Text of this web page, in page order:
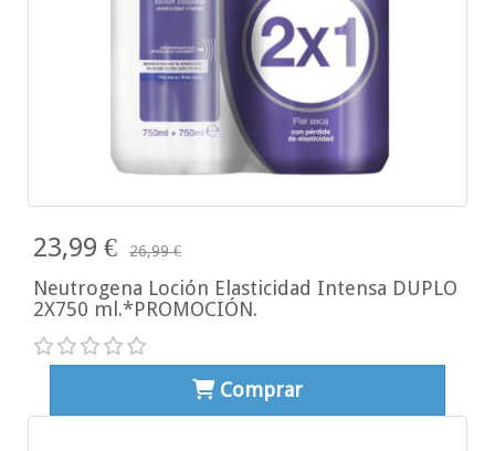
23,99 € 26,99 €
Neutrogena Loción Elasticidad Intensa DUPLO
2X750 ml.*PROMOCIÓN.
Comprar